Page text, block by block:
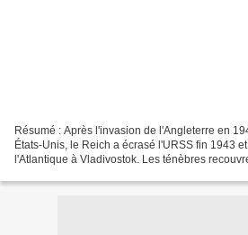
Résumé : Après l'invasion de l'Angleterre en
États-Unis, le Reich a écrasé l'URSS fin 1943
l'Atlantique à Vladivostok. Les ténèbres